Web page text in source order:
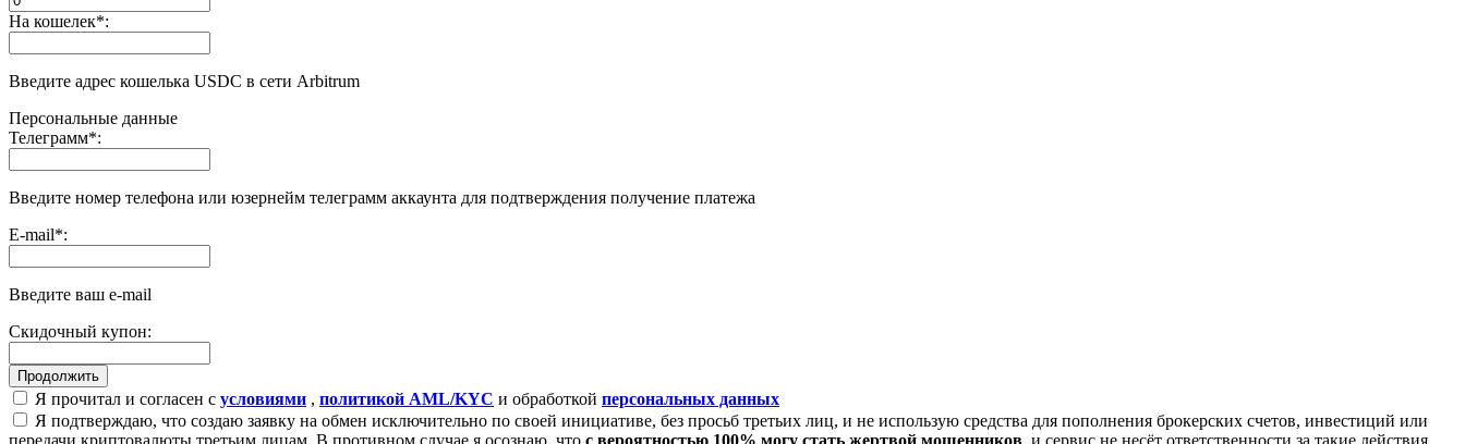
На кошелек*:
Введите адрес кошелька USDC в сети Arbitrum
Персональные данные
Телеграмм*:
Введите номер телефона или юзернейм телеграмм аккаунта для подтверждения получение платежа
E-mail*:
Введите ваш e-mail
Скидочный купон:
Я прочитал и согласен с условиями , политикой AML/KYC и обработкой персональных данных
Я подтверждаю, что создаю заявку на обмен исключительно по своей инициативе, без просьб третьих лиц, и не использую средства для пополнения брокерских счетов, инвестиций или
передачи криптовалюты третьим лицам. В противном случае я осознаю, что с вероятностью 100% могу стать жертвой мошенников, и сервис не несёт ответственности за такие действия.